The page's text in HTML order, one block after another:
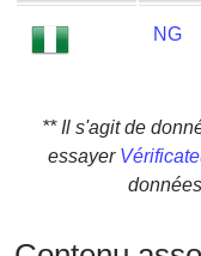
IP
Lookup
BIN
Checker
NG
** Il s'agit de
essayer